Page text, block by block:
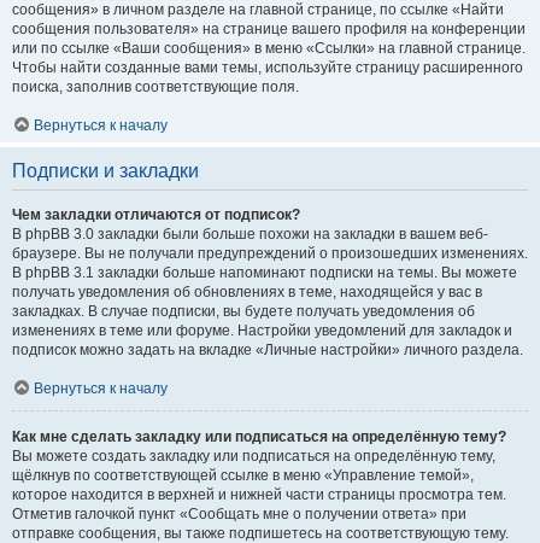
сообщения» в личном разделе на главной странице, по ссылке «Найти
сообщения пользователя» на странице вашего профиля на конференции
или по ссылке «Ваши сообщения» в меню «Ссылки» на главной странице.
Чтобы найти созданные вами темы, используйте страницу расширенного
поиска, заполнив соответствующие поля.
Вернуться к началу
Подписки и закладки
Чем закладки отличаются от подписок?
В phpBB 3.0 закладки были больше похожи на закладки в вашем веб-
браузере. Вы не получали предупреждений о произошедших изменениях.
В phpBB 3.1 закладки больше напоминают подписки на темы. Вы можете
получать уведомления об обновлениях в теме, находящейся у вас в
закладках. В случае подписки, вы будете получать уведомления об
изменениях в теме или форуме. Настройки уведомлений для закладок и
подписок можно задать на вкладке «Личные настройки» личного раздела.
Вернуться к началу
Как мне сделать закладку или подписаться на определённую тему?
Вы можете создать закладку или подписаться на определённую тему,
щёлкнув по соответствующей ссылке в меню «Управление темой»,
которое находится в верхней и нижней части страницы просмотра тем.
Отметив галочкой пункт «Сообщать мне о получении ответа» при
отправке сообщения, вы также подпишетесь на соответствующую тему.